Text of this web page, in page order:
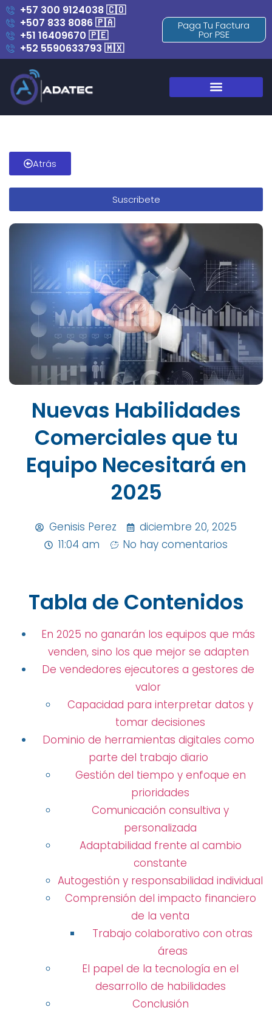
+57 300 9124038 🇨🇴
+507 833 8086 🇵🇦
+51 16409670 🇵🇪
+52 5590633793 🇲🇽
Paga Tu Factura
Por PSE
Atrás
Suscribete
Nuevas Habilidades
Comerciales que tu
Equipo Necesitará en
2025
Genisis Perez
diciembre 20, 2025
11:04 am
No hay comentarios
Tabla de Contenidos
En 2025 no ganarán los equipos que más
venden, sino los que mejor se adapten
De vendedores ejecutores a gestores de
valor
Capacidad para interpretar datos y
tomar decisiones
Dominio de herramientas digitales como
parte del trabajo diario
Gestión del tiempo y enfoque en
prioridades
Comunicación consultiva y
personalizada
Adaptabilidad frente al cambio
constante
Autogestión y responsabilidad individual
Comprensión del impacto financiero
de la venta
Trabajo colaborativo con otras
áreas
El papel de la tecnología en el
desarrollo de habilidades
Conclusión